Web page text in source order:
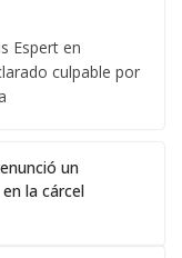
Espert en
culpable por
un
la cárcel